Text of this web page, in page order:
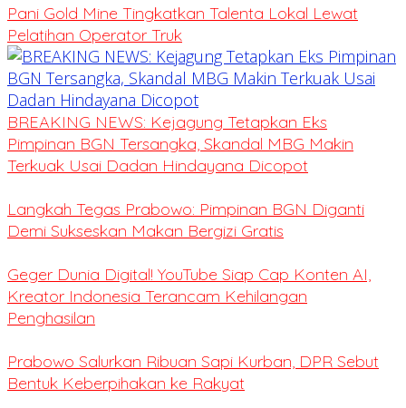
Pani Gold Mine Tingkatkan Talenta Lokal Lewat
Pelatihan Operator Truk
BREAKING NEWS: Kejagung Tetapkan Eks
Pimpinan BGN Tersangka, Skandal MBG Makin
Terkuak Usai Dadan Hindayana Dicopot
Langkah Tegas Prabowo: Pimpinan BGN Diganti
Demi Sukseskan Makan Bergizi Gratis
Geger Dunia Digital! YouTube Siap Cap Konten AI,
Kreator Indonesia Terancam Kehilangan
Penghasilan
Prabowo Salurkan Ribuan Sapi Kurban, DPR Sebut
Bentuk Keberpihakan ke Rakyat